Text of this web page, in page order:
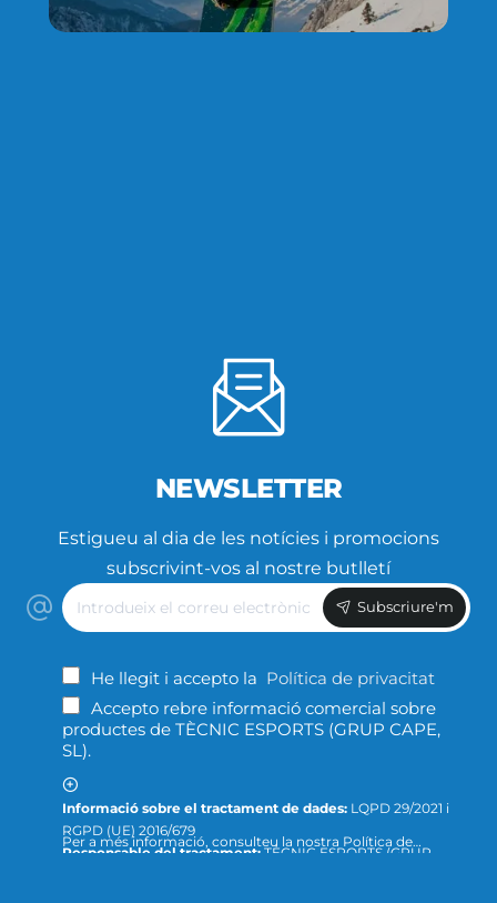
NEWSLETTER
Estigueu al dia de les notícies i promocions
subscrivint-vos al nostre butlletí
Introdueix
el
correu
Subscriure'm
He llegit i accepto la Política de privacitat
Accepto rebre informació comercial sobre
productes de TÈCNIC ESPORTS (GRUP CAPE,
SL).
Informació sobre el tractament de dades: LQPD 29/2021 i
RGPD (UE) 2016/679
Responsable del tractament:
Per a més informació, consulteu la nostra Política de